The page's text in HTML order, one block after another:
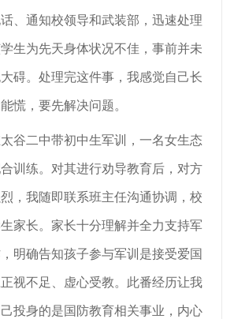
、通知校领导和武装部，迅速处理
生为先天身体状况不佳，事前并未
碍。处理完这件事，我感觉自己长
慌，要先解决问题。
谷二中带初中生军训，一名女生态
训练。对其进行劝导教育后，对方
，我随即联系班主任沟通协调，校
家长。家长十分理解并全力支持军
明确告知孩子参与军训是接受爱国
视不足、虚心受教。此番经历让我
投身的是国防教育相关事业，内心